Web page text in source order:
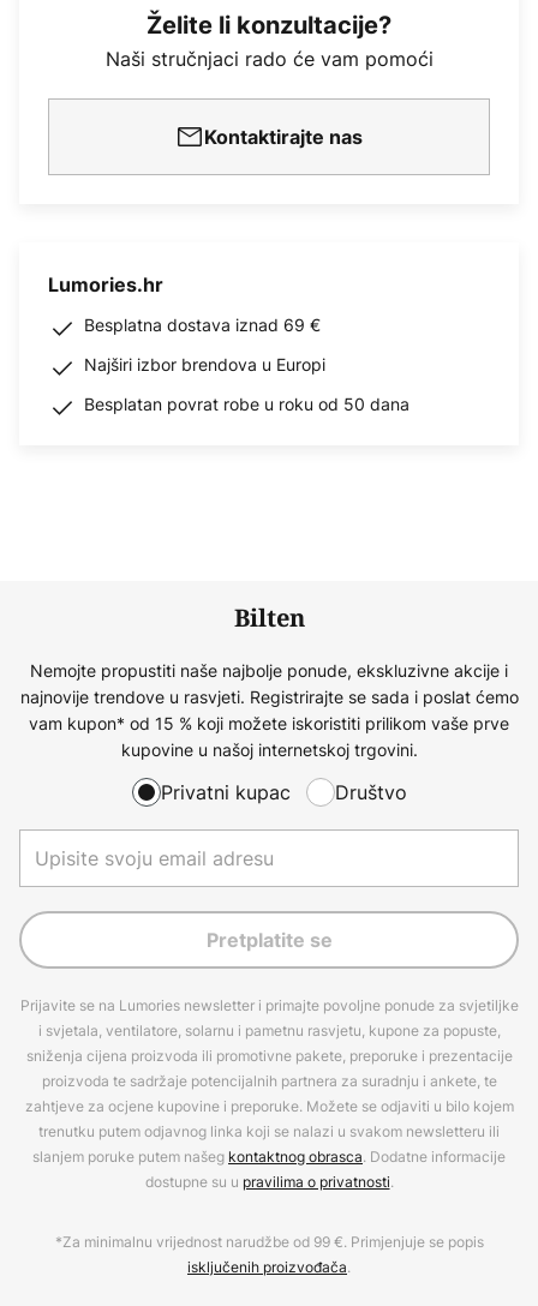
Želite li konzultacije?
Naši stručnjaci rado će vam pomoći
Kontaktirajte nas
Lumories.hr
Besplatna dostava iznad 69 €
Najširi izbor brendova u Europi
Besplatan povrat robe u roku od 50 dana
Bilten
Nemojte propustiti naše najbolje ponude, ekskluzivne akcije i
najnovije trendove u rasvjeti. Registrirajte se sada i poslat ćemo
vam kupon* od 15 % koji možete iskoristiti prilikom vaše prve
kupovine u našoj internetskoj trgovini.
Privatni kupac Društvo
Pretplatite se
Prijavite se na Lumories newsletter i primajte povoljne ponude za svjetiljke
i svjetala, ventilatore, solarnu i pametnu rasvjetu, kupone za popuste,
sniženja cijena proizvoda ili promotivne pakete, preporuke i prezentacije
proizvoda te sadržaje potencijalnih partnera za suradnju i ankete, te
zahtjeve za ocjene kupovine i preporuke. Možete se odjaviti u bilo kojem
trenutku putem odjavnog linka koji se nalazi u svakom newsletteru ili
slanjem poruke putem našeg kontaktnog obrasca. Dodatne informacije
dostupne su u pravilima o privatnosti.
*Za minimalnu vrijednost narudžbe od 99 €. Primjenjuje se popis
isključenih proizvođača.